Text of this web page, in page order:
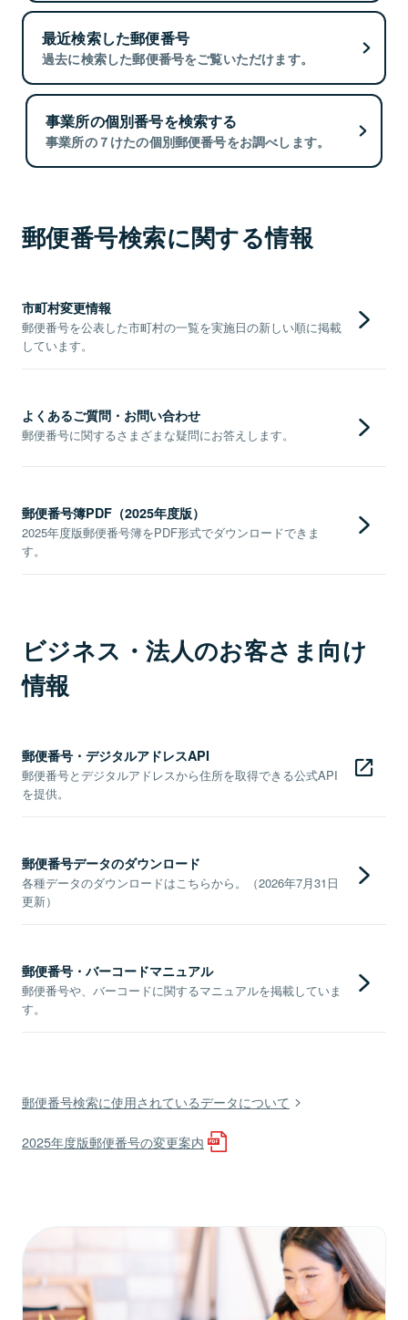
最近検索した郵便番号
過去に検索した郵便番号をご覧いただけます。
事業所の個別番号を検索する
事業所の７けたの個別郵便番号をお調べします。
郵便番号検索に関する情報
市町村変更情報
郵便番号を公表した市町村の一覧を実施日の新しい順に掲載
しています。
よくあるご質問・お問い合わせ
郵便番号に関するさまざまな疑問にお答えします。
郵便番号簿PDF（2025年度版）
2025年度版郵便番号簿をPDF形式でダウンロードできま
す。
ビジネス・法人のお客さま向け
情報
郵便番号・デジタルアドレスAPI
郵便番号とデジタルアドレスから住所を取得できる公式API
を提供。
郵便番号データのダウンロード
各種データのダウンロードはこちらから。（2026年7月31日
更新）
郵便番号・バーコードマニュアル
郵便番号や、バーコードに関するマニュアルを掲載していま
す。
郵便番号検索に使用されているデータについて
2025年度版郵便番号の変更案内